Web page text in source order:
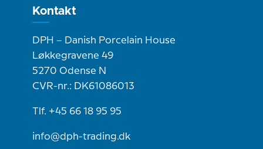
Kontakt
DPH – Danish Porcelain House
Løkkegravene 49
5270 Odense N
CVR-nr.: DK61086013
Tlf. +45 66 18 95 95
info@dph-trading.dk